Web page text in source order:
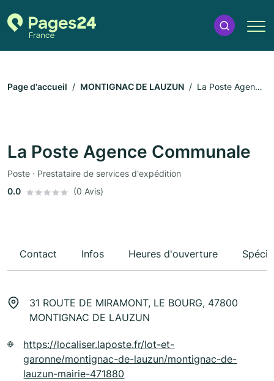
Page d'accueil MONTIGNAC DE LAUZUN
La Poste Agence
La Poste Agence Communale
Poste · Prestataire de services d'expédition
0.0
(0 Avis)
Contact Infos Heures d'ouverture
31 ROUTE DE MIRAMONT, LE BOURG, 47800
MONTIGNAC DE LAUZUN
https://localiser.laposte.fr/lot-et-
garonne/montignac-de-lauzun/montignac-de-
lauzun-mairie-471880